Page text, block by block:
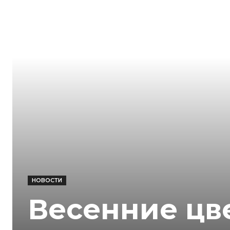
НОВОСТИ
Весенние